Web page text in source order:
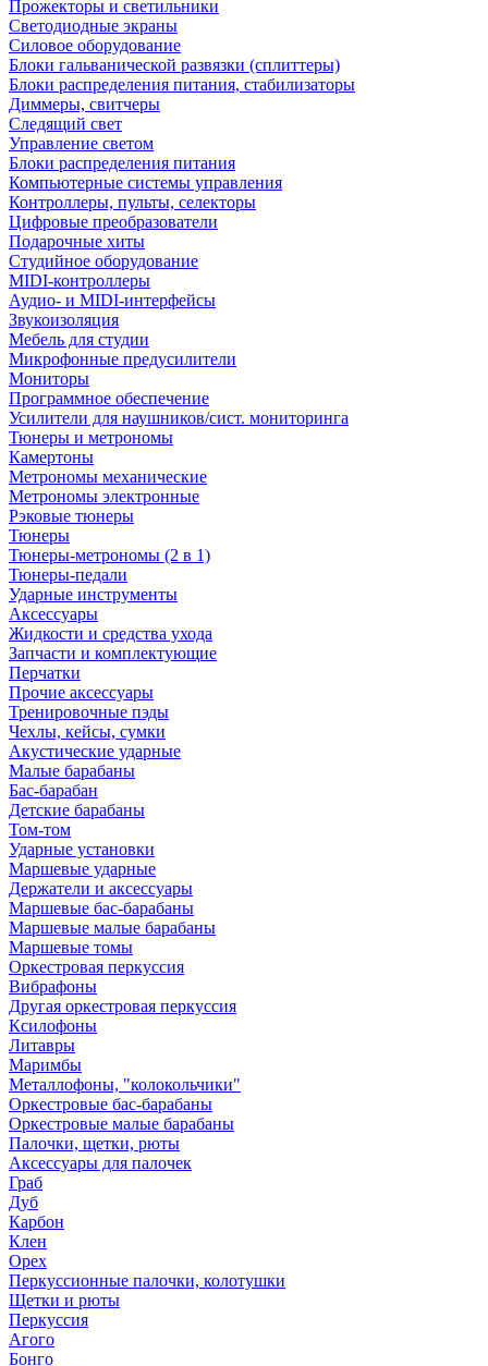
Прожекторы и светильники
Светодиодные экраны
Силовое оборудование
Блоки гальванической развязки (сплиттеры)
Блоки распределения питания, стабилизаторы
Диммеры, свитчеры
Следящий свет
Управление светом
Блоки распределения питания
Компьютерные системы управления
Контроллеры, пульты, селекторы
Цифровые преобразователи
Подарочные хиты
Студийное оборудование
MIDI-контроллеры
Аудио- и MIDI-интерфейсы
Звукоизоляция
Мебель для студии
Микрофонные предусилители
Мониторы
Программное обеспечение
Усилители для наушников/сист. мониторинга
Тюнеры и метрономы
Камертоны
Метрономы механические
Метрономы электронные
Рэковые тюнеры
Тюнеры
Тюнеры-метрономы (2 в 1)
Тюнеры-педали
Ударные инструменты
Аксессуары
Жидкости и средства ухода
Запчасти и комплектующие
Перчатки
Прочие аксессуары
Тренировочные пэды
Чехлы, кейсы, сумки
Акустические ударные
Mалые барабаны
Бас-барабан
Детские барабаны
Том-том
Ударные установки
Маршевые ударные
Держатели и аксессуары
Маршевые бас-барабаны
Маршевые малые барабаны
Маршевые томы
Оркестровая перкуссия
Вибрафоны
Другая оркестровая перкуссия
Ксилофоны
Литавры
Маримбы
Металлофоны, "колокольчики"
Оркестровые бас-барабаны
Оркестровые малые барабаны
Палочки, щетки, рюты
Аксессуары для палочек
Граб
Дуб
Карбон
Клен
Орех
Перкуссионные палочки, колотушки
Щетки и рюты
Перкуссия
Агого
Бонго